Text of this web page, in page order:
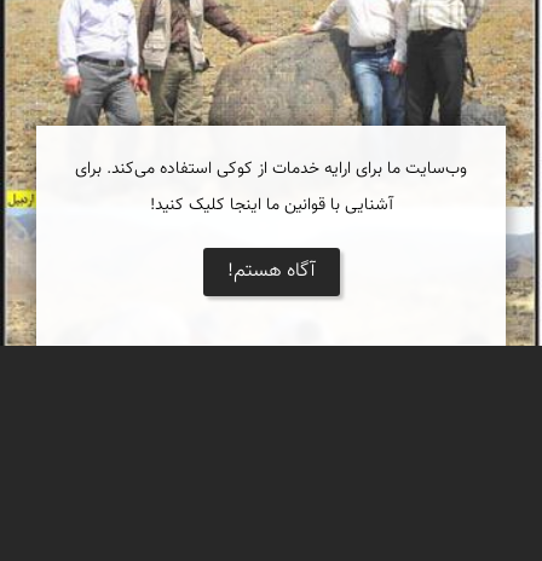
وب‌سایت ما برای ارایه خدمات از کوکی استفاده می‌کند. برای
آشنایی با قوانین ما اینجا کلیک کنید!
آگاه هستم!